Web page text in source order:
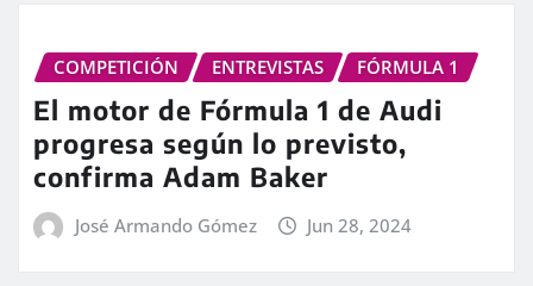
COMPETICIÓN ENTREVISTAS FÓRMULA 1
El motor de Fórmula 1 de Audi
progresa según lo previsto,
confirma Adam Baker
José Armando Gómez Jun 28, 2024